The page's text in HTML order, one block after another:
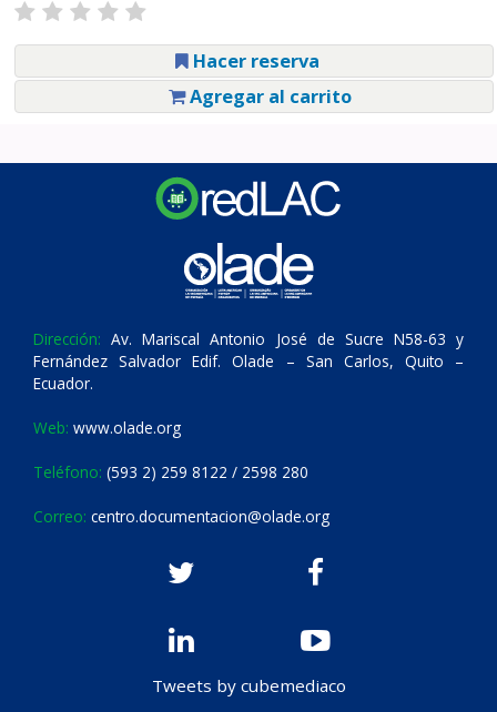
Hacer reserva
Agregar al carrito
Dirección: Av. Mariscal Antonio José de Sucre N58-63 y
Fernández Salvador Edif. Olade – San Carlos, Quito –
Ecuador.
Web: www.olade.org
Teléfono: (593 2) 259 8122 / 2598 280
Correo: centro.documentacion@olade.org
Tweets by cubemediaco